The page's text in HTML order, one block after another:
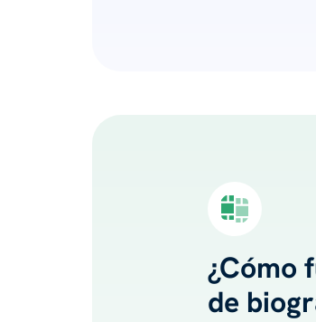
¿Cómo
de